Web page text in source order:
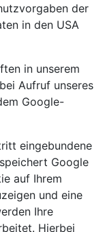
der
in den USA
in unserem
Aufruf unseres
Google-
eingebundene
Google
auf Ihrem
und eine
Ihre
Hierbei